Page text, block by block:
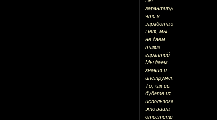
гарантируете,
что я
заработаю?
Нет, мы
не даем
таких
гарантий.
Мы даем
знания и
инструменты.
То, как вы
будете их
использовать,
это ваша
ответственность.